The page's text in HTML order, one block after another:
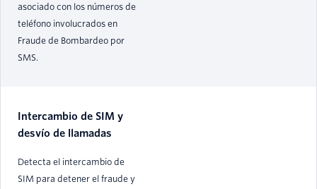
asociado con los números de
teléfono involucrados en
Fraude de Bombardeo por
SMS.
Intercambio de SIM y
desvío de llamadas
Detecta el intercambio de
SIM para detener el fraude y